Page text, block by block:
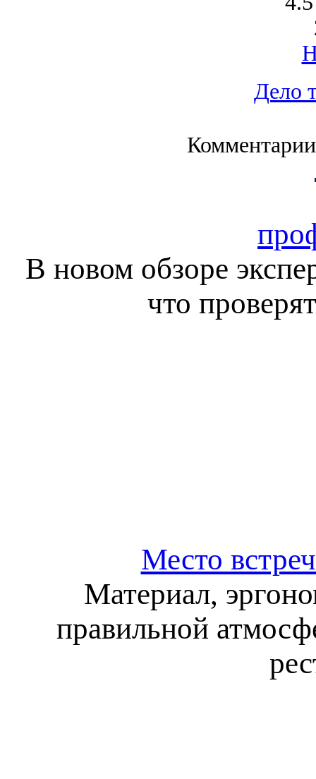
Дело
В новом обзоре
что
Место
Материал,
правильной